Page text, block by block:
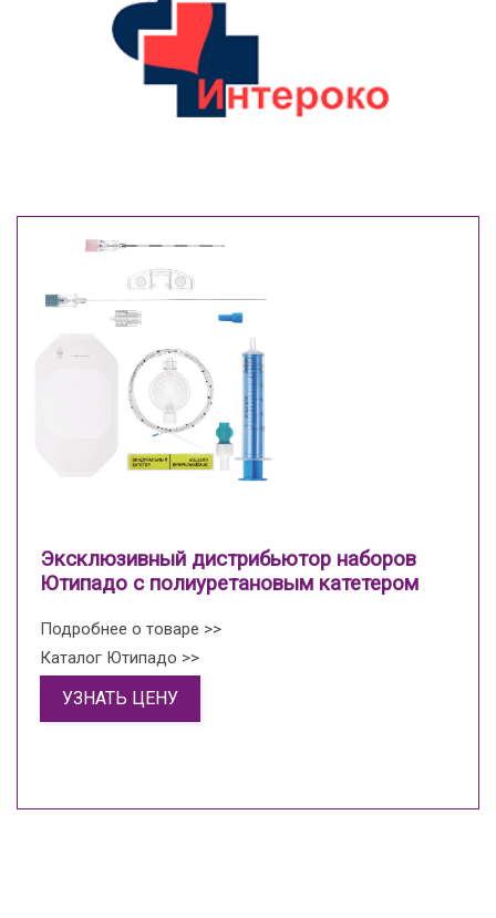
Эксклюзивный дистрибьютор наборов
Ютипадо с полиуретановым катетером
Подробнее о товаре >>
Каталог Ютипадо >>
УЗНАТЬ ЦЕНУ